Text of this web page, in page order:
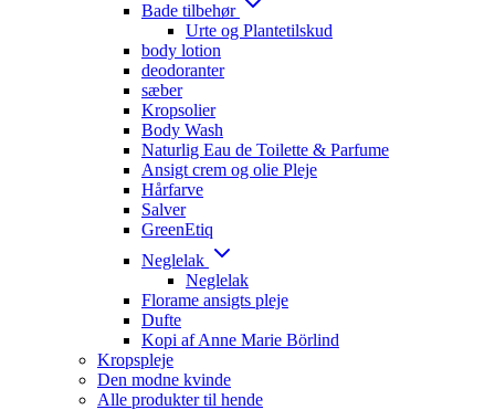
Bade tilbehør
Urte og Plantetilskud
body lotion
deodoranter
sæber
Kropsolier
Body Wash
Naturlig Eau de Toilette & Parfume
Ansigt crem og olie Pleje
Hårfarve
Salver
GreenEtiq
Neglelak
Neglelak
Florame ansigts pleje
Dufte
Kopi af Anne Marie Börlind
Kropspleje
Den modne kvinde
Alle produkter til hende